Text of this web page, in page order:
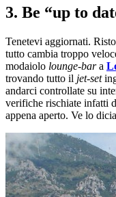
3. Be “up to
Tenetevi aggiornati.
tutto cambia troppo
modaiolo lounge-bara
trovando tutto il jet-set
andarci controllate su
verifiche rischiate infatti
appena aperto. Ve lo